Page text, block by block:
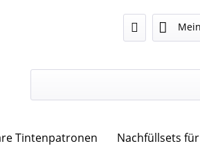
Tintenpatronen Nachfüllsets